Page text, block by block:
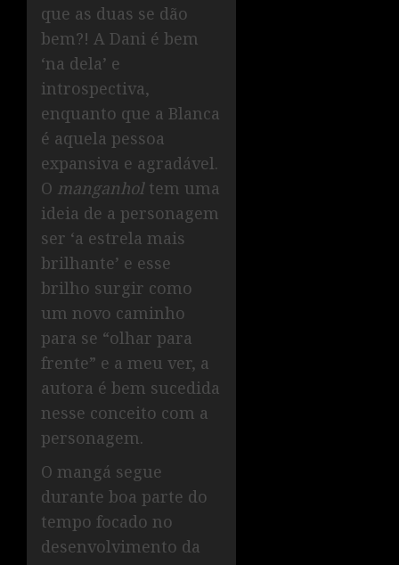
que as duas se dão
bem?! A Dani é bem
‘na dela’ e
introspectiva,
enquanto que a Blanca
é aquela pessoa
expansiva e agradável.
O manganhol tem uma
ideia de a personagem
ser ‘a estrela mais
brilhante’ e esse
brilho surgir como
um novo caminho
para se “olhar para
frente” e a meu ver, a
autora é bem sucedida
nesse conceito com a
personagem.
O mangá segue
durante boa parte do
tempo focado no
desenvolvimento da